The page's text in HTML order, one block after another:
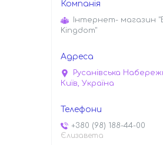
Інтернет- магазин
Kingdom"
Русанівська
Київ, Україна
+380 (98) 188-44-00
Єлизавета